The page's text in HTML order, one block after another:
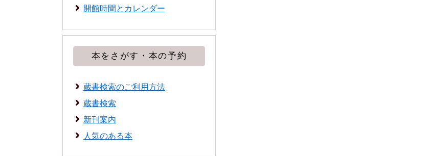
開館時間とカレンダー
本をさがす・本の予約
蔵書検索のご利用方法
蔵書検索
新刊案内
人気のある本